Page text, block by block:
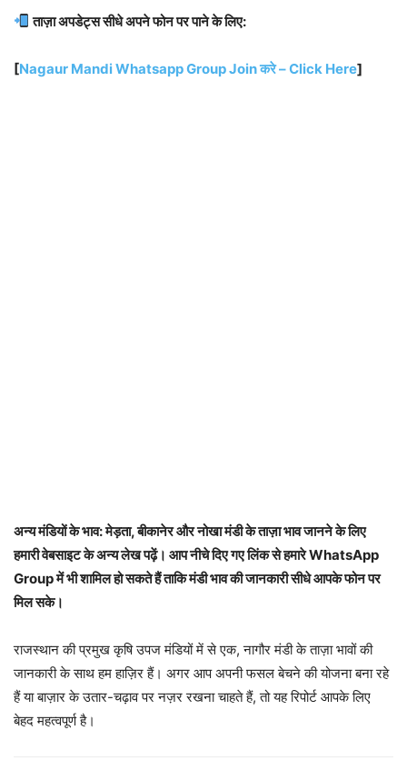
ताज़ा अपडेट्स सीधे अपने फोन पर पाने के लिए:
[Nagaur Mandi Whatsapp Group Join करे – Click Here]
अन्य मंडियों के भाव: मेड़ता, बीकानेर और नोखा मंडी के ताज़ा भाव जानने के लिए
हमारी वेबसाइट के अन्य लेख पढ़ें। आप नीचे दिए गए लिंक से हमारे WhatsApp
Group में भी शामिल हो सकते हैं ताकि मंडी भाव की जानकारी सीधे आपके फोन पर
मिल सके।
राजस्थान की प्रमुख कृषि उपज मंडियों में से एक, नागौर मंडी के ताज़ा भावों की
जानकारी के साथ हम हाज़िर हैं। अगर आप अपनी फसल बेचने की योजना बना रहे
हैं या बाज़ार के उतार-चढ़ाव पर नज़र रखना चाहते हैं, तो यह रिपोर्ट आपके लिए
बेहद महत्वपूर्ण है।